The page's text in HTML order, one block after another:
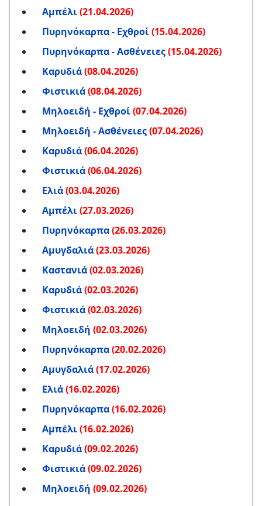
Αμπέλι(21.04.2026)
Πυρηνόκαρπα - Εχθροί(15.04.2026)
Πυρηνόκαρπα - Ασθένειες(15.04.2026)
Καρυδιά(08.04.2026)
Φιστικιά(08.04.2026)
Μηλοειδή - Εχθροί(07.04.2026)
Μηλοειδή - Ασθένειες(07.04.2026)
Καρυδιά(06.04.2026)
Φιστικιά(06.04.2026)
Ελιά(03.04.2026)
Αμπέλι(27.03.2026)
Πυρηνόκαρπα(26.03.2026)
Αμυγδαλιά(23.03.2026)
Καστανιά(02.03.2026)
Καρυδιά(02.03.2026)
Φιστικιά(02.03.2026)
Μηλοειδή (02.03.2026)
Πυρηνόκαρπα(20.02.2026)
Αμυγδαλιά(17.02.2026)
Ελιά(16.02.2026)
Πυρηνόκαρπα(16.02.2026)
Αμπέλι(16.02.2026)
Καρυδιά(09.02.2026)
Φιστικιά(09.02.2026)
Μηλοειδή (09.02.2026)